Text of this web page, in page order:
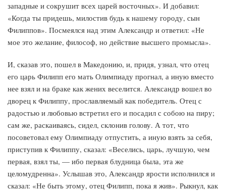
западные и сокрушит всех царей восточных». И добавил:
«Когда ты придешь, милостив будь к нашему городу, сын
Филиппов». Посмеялся над этим Александр и ответил: «Не
мое это желание, философ, но действие высшего промысла».
И, сказав это, пошел в Македонию, и, придя, узнал, что отец
его царь Филипп его мать Олимпиаду прогнал, а иную вместо
нее взял и на браке как жених веселится. Александр вошел во
дворец к Филиппу, прославляемый как победитель. Отец с
радостью и любовью встретил его и посадил с собою на пиру;
сам же, раскаиваясь, сидел, склонив голову. А тот, что
посоветовал ему Олимпиаду отпустить, а иную взять за себя,
приступив к Филиппу, сказал: «Веселись, царь, лучшую, чем
первая, взял ты, — ибо первая блудница была, эта же
целомудренна». Услышав это, Александр ярости исполнился и
сказал: «Не быть этому, отец Филипп, пока я жив». Рыкнул, как